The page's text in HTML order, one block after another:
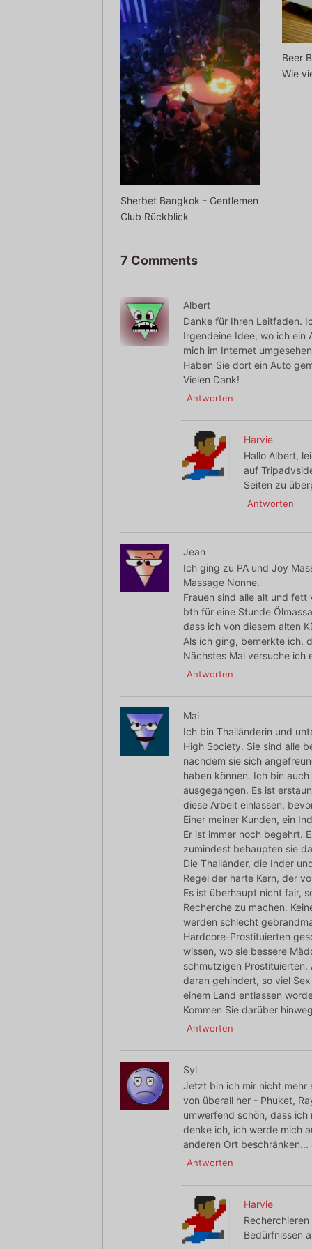
Sherbet Bangkok - Gentlemen
Club Rückblick
Beer
Wie
7 Comments
Albert
Danke für Ihren Leitfaden.
Irgendeine Idee, wo ich ein
mich im Internet
Haben Sie dort ein Auto
Vielen Dank!
Antworten
Harvie
Hallo Albert,
auf
Seiten zu
Antworten
Jean
Ich ging zu PA und Joy
Massage Nonne.
Frauen sind alle alt und
bth für eine Stunde
dass ich von diesem alten
Als ich ging, bemerkte ich,
Nächstes Mal versuche ich
Antworten
Mai
Ich bin Thailänderin und
High Society. Sie sind alle
nachdem sie sich
haben können. Ich bin
ausgegangen. Es ist
diese Arbeit einlassen,
Einer meiner Kunden, ein
Er ist immer noch begehrt.
zumindest behaupten sie
Die Thailänder, die Inder
Regel der harte Kern, der
Es ist überhaupt nicht fair,
Recherche zu machen.
werden schlecht
Hardcore-Prostituierten
wissen, wo sie bessere
schmutzigen
daran gehindert, so viel
einem Land entlassen
Kommen Sie darüber
Antworten
Syl
Jetzt bin ich mir nicht mehr
von überall her - Phuket,
umwerfend schön, dass
denke ich, ich werde mich
anderen Ort
Antworten
Harvie
Bedürfnissen